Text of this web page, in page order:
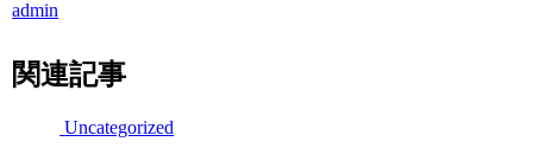
admin
関連記事
Uncategorized